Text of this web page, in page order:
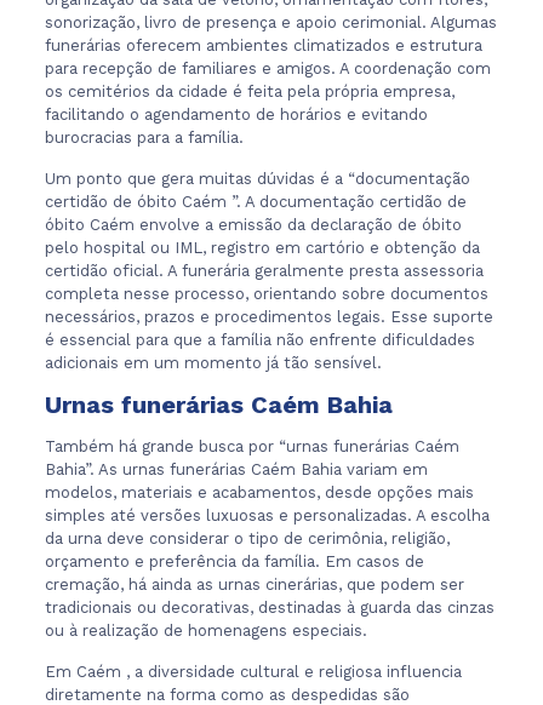
sonorização, livro de presença e apoio cerimonial. Algumas
funerárias oferecem ambientes climatizados e estrutura
para recepção de familiares e amigos. A coordenação com
os cemitérios da cidade é feita pela própria empresa,
facilitando o agendamento de horários e evitando
burocracias para a família.
Um ponto que gera muitas dúvidas é a “documentação
certidão de óbito Caém ”. A documentação certidão de
óbito Caém envolve a emissão da declaração de óbito
pelo hospital ou IML, registro em cartório e obtenção da
certidão oficial. A funerária geralmente presta assessoria
completa nesse processo, orientando sobre documentos
necessários, prazos e procedimentos legais. Esse suporte
é essencial para que a família não enfrente dificuldades
adicionais em um momento já tão sensível.
Urnas funerárias Caém Bahia
Também há grande busca por “urnas funerárias Caém
Bahia”. As urnas funerárias Caém Bahia variam em
modelos, materiais e acabamentos, desde opções mais
simples até versões luxuosas e personalizadas. A escolha
da urna deve considerar o tipo de cerimônia, religião,
orçamento e preferência da família. Em casos de
cremação, há ainda as urnas cinerárias, que podem ser
tradicionais ou decorativas, destinadas à guarda das cinzas
ou à realização de homenagens especiais.
Em Caém , a diversidade cultural e religiosa influencia
diretamente na forma como as despedidas são